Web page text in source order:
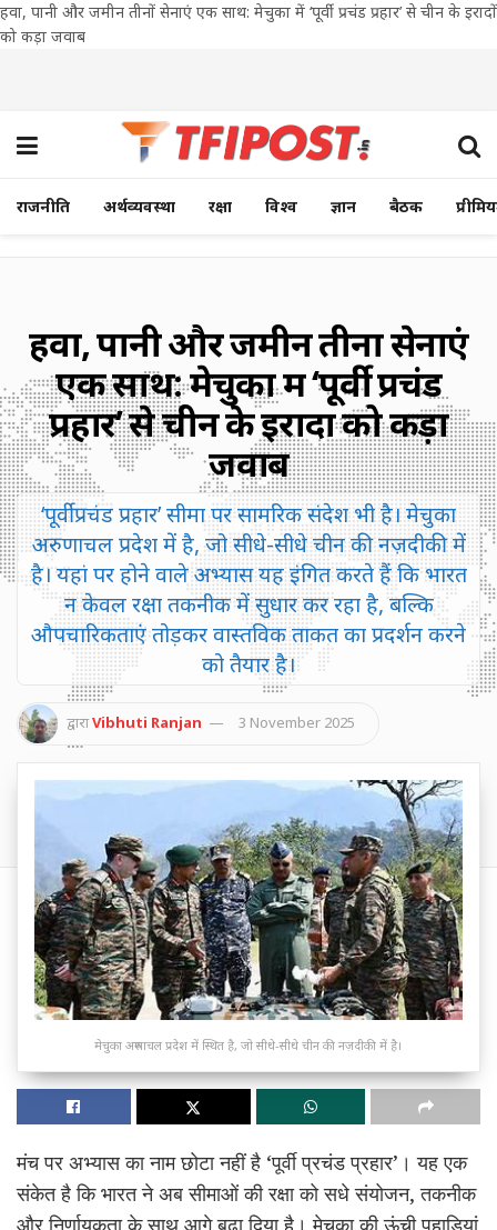
हवा, पानी और जमीन तीनों सेनाएं एक साथ: मेचुका में ‘पूर्वी प्रचंड प्रहार’ से चीन के इरादों
को कड़ा जवाब
राजनीति अर्थव्यवस्था रक्षा विश्व ज्ञान बैठक
हवा, पानी और जमीन तीनों सेनाएं
एक साथ: मेचुका में ‘पूर्वी प्रचंड
प्रहार’ से चीन के इरादों को कड़ा
जवाब
‘पूर्वी प्रचंड प्रहार’ सीमा पर सामरिक संदेश भी है। मेचुका
अरुणाचल प्रदेश में है, जो सीधे-सीधे चीन की नज़दीकी में
है। यहां पर होने वाले अभ्यास यह इंगित करते हैं कि भारत
न केवल रक्षा तकनीक में सुधार कर रहा है, बल्कि
औपचारिकताएं तोड़कर वास्तविक ताकत का प्रदर्शन करने
को तैयार है।
द्वाराVibhuti Ranjan 3 November 2025
मेचुका अरुणाचल प्रदेश में स्थित है, जो सीधे-सीधे चीन की नज़दीकी में है।
मंच पर अभ्यास का नाम छोटा नहीं है ‘पूर्वी प्रचंड प्रहार’। यह एक
संकेत है कि भारत ने अब सीमाओं की रक्षा को सधे संयोजन, तकनीक